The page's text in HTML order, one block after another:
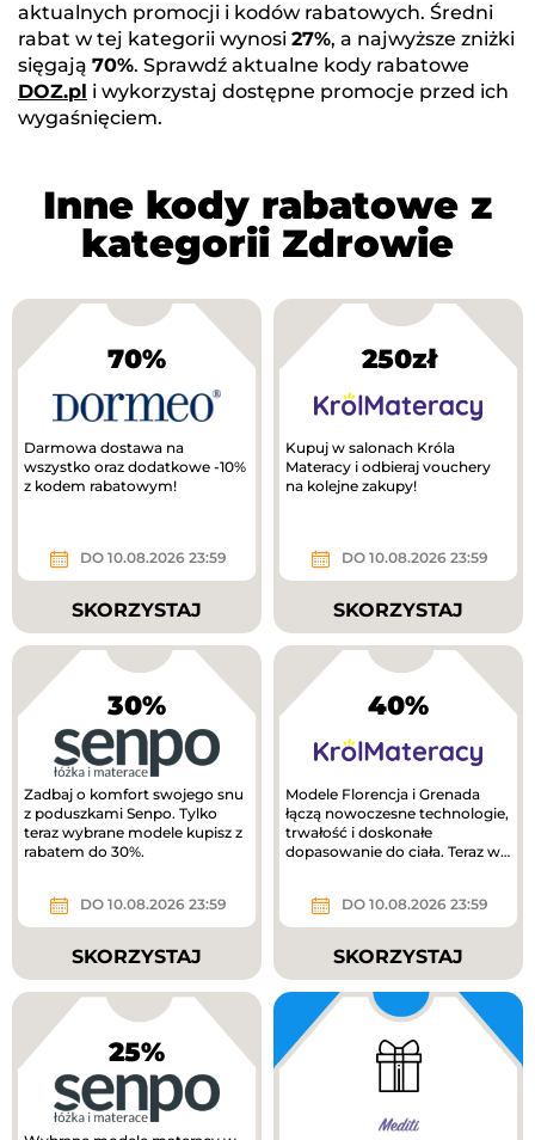
aktualnych promocji i kodów rabatowych. Średni
rabat w tej kategorii wynosi 27%, a najwyższe zniżki
sięgają 70%. Sprawdź aktualne kody rabatowe
DOZ.pl i wykorzystaj dostępne promocje przed ich
wygaśnięciem.
Inne kody rabatowe z
kategorii Zdrowie
70%
Darmowa dostawa na
wszystko oraz dodatkowe -10%
z kodem rabatowym!
DO 10.08.2026 23:59
SKORZYSTAJ
250zł
Kupuj w salonach Króla
Materacy i odbieraj vouchery
na kolejne zakupy!
DO 10.08.2026 23:59
SKORZYSTAJ
30%
Zadbaj o komfort swojego snu
z poduszkami Senpo. Tylko
teraz wybrane modele kupisz z
rabatem do 30%.
DO 10.08.2026 23:59
SKORZYSTAJ
40%
Modele Florencja i Grenada
łączą nowoczesne technologie,
trwałość i doskonałe
dopasowanie do ciała. Teraz w
DO 10.08.2026 23:59
SKORZYSTAJ
25%